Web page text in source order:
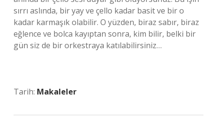
sırrı aslında, bir yay ve çello kadar basit ve bir o
kadar karmaşık olabilir. O yüzden, biraz sabır, biraz
eğlence ve bolca kayıptan sonra, kim bilir, belki bir
gün siz de bir orkestraya katılabilirsiniz…
Tarih: Makaleler